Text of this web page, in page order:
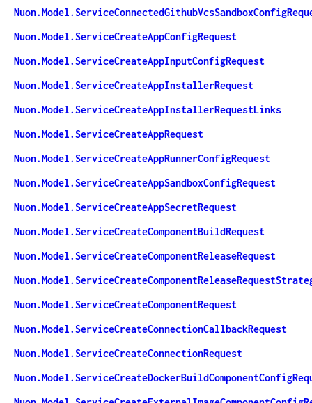
Nuon.Model.ServiceCreateAppConfigRequest
Nuon.Model.ServiceCreateAppInputConfigRequest
Nuon.Model.ServiceCreateAppInstallerRequest
Nuon.Model.ServiceCreateAppInstallerRequestLinks
Nuon.Model.ServiceCreateAppRequest
Nuon.Model.ServiceCreateAppRunnerConfigRequest
Nuon.Model.ServiceCreateAppSandboxConfigRequest
Nuon.Model.ServiceCreateAppSecretRequest
Nuon.Model.ServiceCreateComponentBuildRequest
Nuon.Model.ServiceCreateComponentReleaseRequest
Nuon.Model.ServiceCreateComponentRequest
Nuon.Model.ServiceCreateConnectionCallbackRequest
Nuon.Model.ServiceCreateConnectionRequest